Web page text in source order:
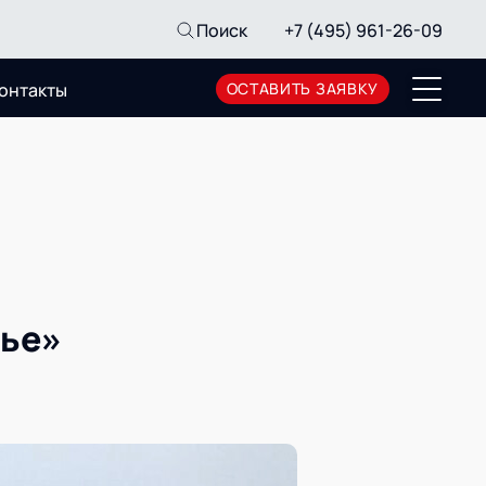
Поиск +7 (495) 961-26-09
ОСТАВИТЬ ЗАЯВКУ